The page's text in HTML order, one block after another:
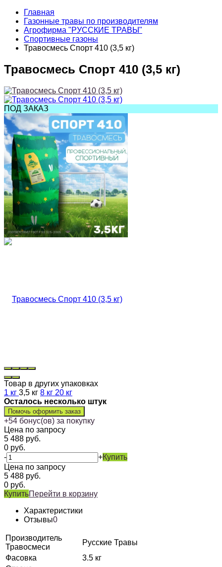
Главная
Газонные травы по производителям
Агрофирма "РУССКИЕ ТРАВЫ"
Спортивные газоны
Травосмесь Спорт 410 (3,5 кг)
Травосмесь Спорт 410 (3,5 кг)
ПОД ЗАКАЗ
Товар в других упаковках
1 кг 3,5 кг 8 кг 20 кг
Осталось несколько штук
Помочь оформить заказ
+54 бонус(ов) за покупку
Цена по запросу
5 488 руб.
0 руб.
-
+Купить
Цена по запросу
5 488 руб.
0 руб.
КупитьПерейти в корзину
Характеристики
Отзывы0
Производитель
Травосмеси
Русские Травы
Фасовка
3.5 кг